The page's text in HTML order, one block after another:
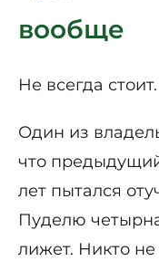
вообще
Не всегда стоит.
Один из
что
лет пытался
Пуделю
лижет. Никто